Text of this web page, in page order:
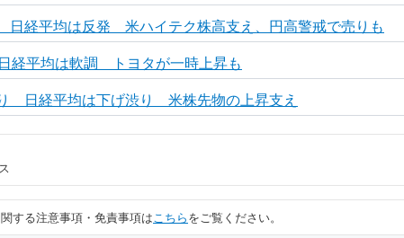
経平均は反発 米ハイテク株高支え、円高警戒で売りも
平均は軟調 トヨタが一時上昇も
日経平均は下げ渋り 米株先物の上昇支え
する注意事項・免責事項はこちらをご覧ください。